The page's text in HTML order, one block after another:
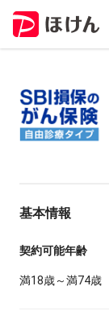
基本情報
契約可能年齢
満18歳～満74歳